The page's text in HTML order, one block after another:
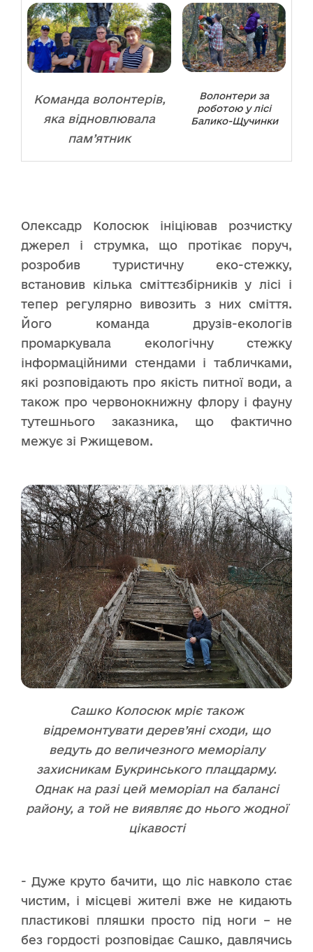
Команда волонтерів,
яка відновлювала
пам’ятник
Волонтери за
роботою у лісі
Балико-Щучинки
Олексадр Колосюк ініціював розчистку
джерел і струмка, що протікає поруч,
розробив туристичну еко-стежку,
встановив кілька сміттєзбірників у лісі і
тепер регулярно вивозить з них сміття.
Його команда друзів-екологів
промаркувала екологічну стежку
інформаційними стендами і табличками,
які розповідають про якість питної води, а
також про червонокнижну флору і фауну
тутешнього заказника, що фактично
межує зі Ржищевом.
Сашко Колосюк мріє також
відремонтувати дерев’яні сходи, що
ведуть до величезного меморіалу
захисникам Букринського плацдарму.
Однак на разі цей меморіал на балансі
району, а той не виявляє до нього жодної
цікавості
- Дуже круто бачити, що ліс навколо стає
чистим, і місцеві жителі вже не кидають
пластикові пляшки просто під ноги – не
без гордості розповідає Сашко, давлячись